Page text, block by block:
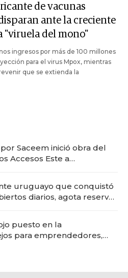
de vacunas
ante la creciente
"viruela del mono"
ingresos por más de 100 millones
para el virus Mpox, mientras
que se extienda la
Saceem inició obra del
Accesos Este a
uruguayo que conquistó
diarios, agota reservas
puesto en la
para emprendedores,